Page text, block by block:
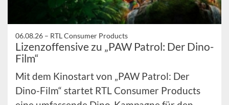
06.08.26 – RTL Consumer Products
Lizenzoffensive zu „PAW Patrol: Der Dino-
Film“
Mit dem Kinostart von „PAW Patrol: Der
Dino-Film“ startet RTL Consumer Products